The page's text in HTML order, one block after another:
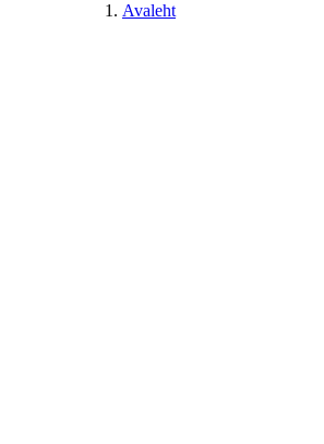
Avaleht